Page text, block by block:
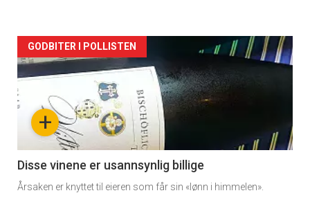
Forsiden
akkurat
nå
6
+
GODBITER I POLLISTEN
Disse vinene er usannsynlig billige
Årsaken er knyttet til eieren som får sin «lønn i himmelen».